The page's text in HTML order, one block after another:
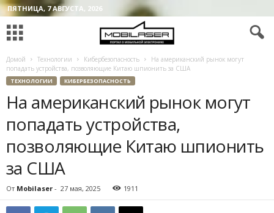
ПЯТНИЦА, 7 АВГУСТА, 2026
Домой Технологии Кибербезопасность
На американский рынок могут
попадать устройства, позволяющие Китаю шпионить за США
ТЕХНОЛОГИИ КИБЕРБЕЗОПАСНОСТЬ
На американский рынок могут
попадать устройства,
позволяющие Китаю шпионить
за США
От Mobilaser - 27 мая, 2025 1911